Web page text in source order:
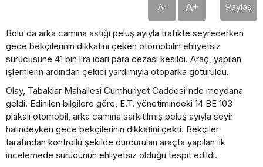
A- A+ Paylaş
Bolu'da arka camına astığı peluş ayıyla trafikte seyrederken
gece bekçilerinin dikkatini çeken otomobilin ehliyetsiz
sürücüsüne 41 bin lira idari para cezası kesildi. Araç, yapılan
işlemlerin ardından çekici yardımıyla otoparka götürüldü.
Olay, Tabaklar Mahallesi Cumhuriyet Caddesi'nde meydana
geldi. Edinilen bilgilere göre, E.T. yönetimindeki 14 BE 103
plakalı otomobil, arka camına sarkıtılmış peluş ayıyla seyir
halindeyken gece bekçilerinin dikkatini çekti. Bekçiler
tarafından kontrollü şekilde durdurulan araçta yapılan ilk
incelemede sürücünün ehliyetsiz olduğu tespit edildi.